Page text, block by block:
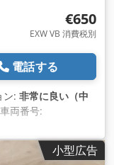
€650
EXW VB 消費税別
電話する
ン: 非常に良い（中
両番号:
デモ ツール インベ
ドレス ピストル
き（オプションモジ
小型広告